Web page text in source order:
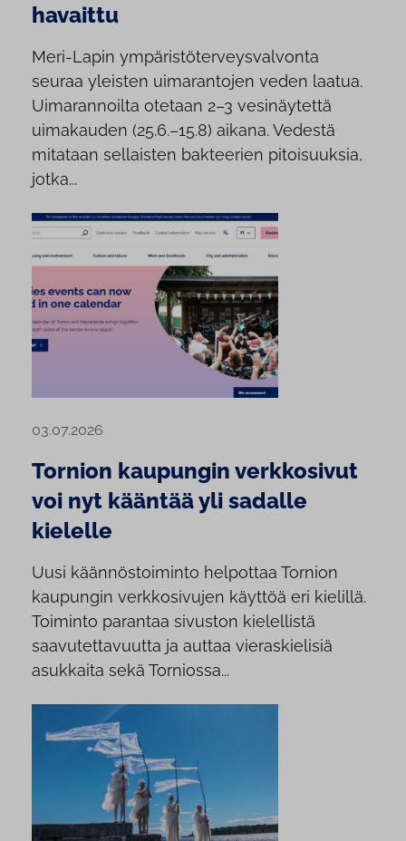
havaittu
Meri-Lapin ympäristöterveysvalvonta
seuraa yleisten uimarantojen veden laatua.
Uimarannoilta otetaan 2–3 vesinäytettä
uimakauden (25.6.–15.8) aikana. Vedestä
mitataan sellaisten bakteerien pitoisuuksia,
jotka...
03.07.2026
Tornion kaupungin verkkosivut
voi nyt kääntää yli sadalle
kielelle
Uusi käännöstoiminto helpottaa Tornion
kaupungin verkkosivujen käyttöä eri kielillä.
Toiminto parantaa sivuston kielellistä
saavutettavuutta ja auttaa vieraskielisiä
asukkaita sekä Torniossa...